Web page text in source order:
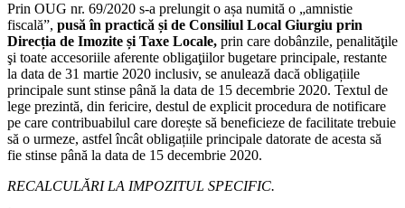
Prin OUG nr. 69/2020 s-a prelungit o așa numită o „amnistie
fiscală”, pusă în practică și de Consiliul Local Giurgiu prin
Direcția de Imozite și Taxe Locale, prin care dobânzile, penalităţile
şi toate accesoriile aferente obligaţiilor bugetare principale, restante
la data de 31 martie 2020 inclusiv, se anulează dacă obligațiile
principale sunt stinse până la data de 15 decembrie 2020. Textul de
lege prezintă, din fericire, destul de explicit procedura de notificare
pe care contribuabilul care dorește să beneficieze de facilitate trebuie
să o urmeze, astfel încât obligațiile principale datorate de acesta să
fie stinse până la data de 15 decembrie 2020.
RECALCULĂRI LA IMPOZITUL SPECIFIC.